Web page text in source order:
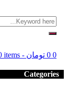
0 items - 0 تومان 0
Categories